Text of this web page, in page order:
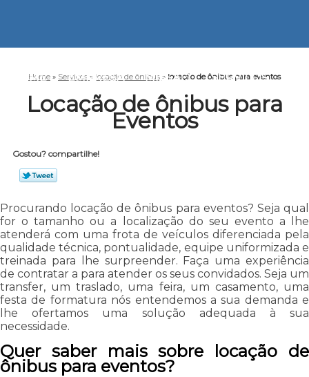
HOME EMPRESA MISSÃO SERVIÇOS
Home » Serviços » locação de ônibus » locação de ônibus para eventos
Locação de ônibus para
Eventos
Gostou? compartilhe!
Procurando locação de ônibus para eventos? Seja qual
for o tamanho ou a localização do seu evento a lhe
atenderá com uma frota de veículos diferenciada pela
qualidade técnica, pontualidade, equipe uniformizada e
treinada para lhe surpreender. Faça uma experiência
de contratar a para atender os seus convidados. Seja um
transfer, um traslado, uma feira, um casamento, uma
festa de formatura nós entendemos a sua demanda e
lhe ofertamos uma solução adequada à sua
necessidade.
Quer saber mais sobre locação de
ônibus para eventos?